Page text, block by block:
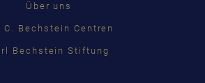
Über uns
C. Bechstein Centren
Bechstein Stiftung